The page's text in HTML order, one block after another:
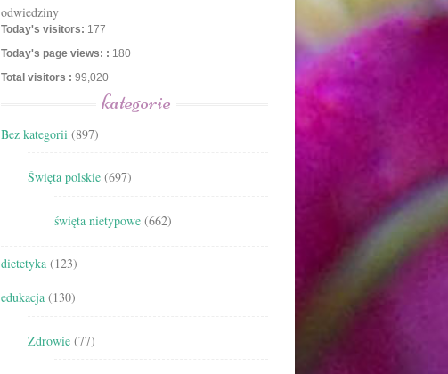
odwiedziny
Today's visitors: 177
Today's page views: : 180
Total visitors : 99,020
kategorie
Bez kategorii (897)
Święta polskie (697)
święta nietypowe (662)
dietetyka (123)
edukacja (130)
Zdrowie (77)